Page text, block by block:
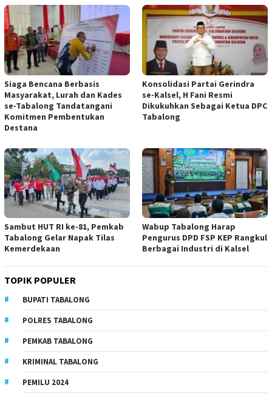
Siaga Bencana Berbasis
Masyarakat, Lurah dan Kades
se-Tabalong Tandatangani
Komitmen Pembentukan
Destana
Konsolidasi Partai Gerindra
se-Kalsel, H Fani Resmi
Dikukuhkan Sebagai Ketua DPC
Tabalong
Sambut HUT RI ke-81, Pemkab
Tabalong Gelar Napak Tilas
Kemerdekaan
Wabup Tabalong Harap
Pengurus DPD FSP KEP Rangkul
Berbagai Industri di Kalsel
TOPIK POPULER
BUPATI TABALONG
POLRES TABALONG
PEMKAB TABALONG
KRIMINAL TABALONG
PEMILU 2024